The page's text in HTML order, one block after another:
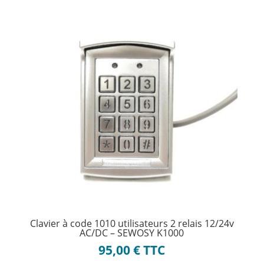
Clavier à code 1010 utilisateurs 2 relais 12/24v
AC/DC – SEWOSY K1000
95,00€TTC